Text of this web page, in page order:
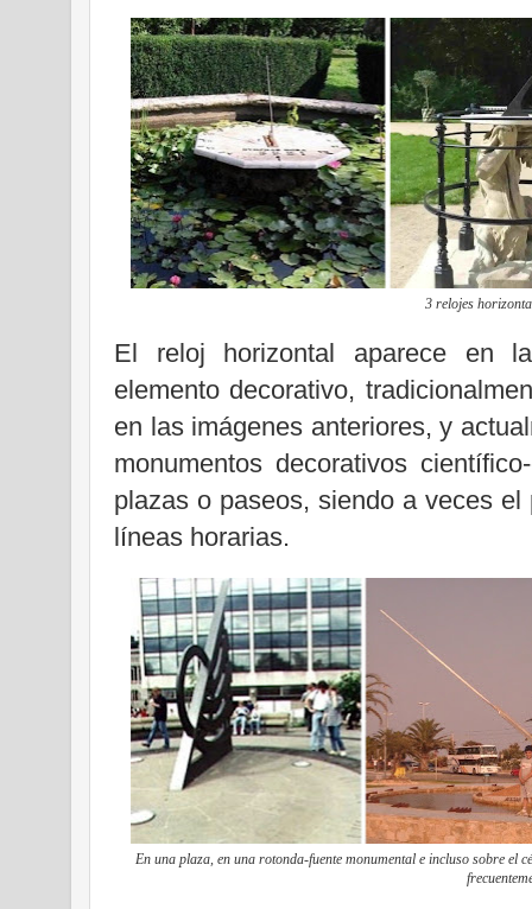
3 relojes
El reloj horizontal aparece en
elemento decorativo,
en las imágenes anteriores, y
monumentos decorativos
plazas o paseos, siendo a veces
líneas horarias.
En una plaza, en una rotonda-fuente monumental e incluso sobre el